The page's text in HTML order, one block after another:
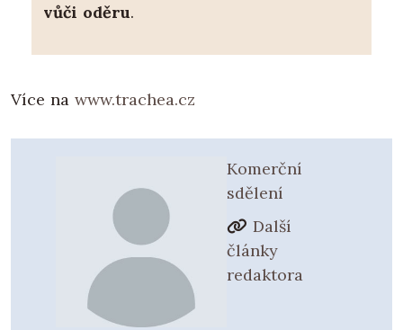
vůči oděru.
Více na www.trachea.cz
Komerční
sdělení
Další
články
redaktora